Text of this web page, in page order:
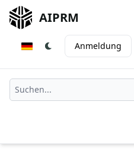
AIPRM
Anmeldung